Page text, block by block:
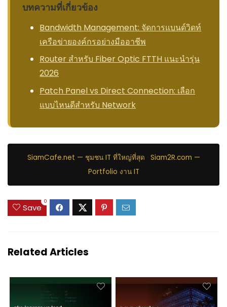
บทความที่เกี่ยวข้อง
Bandwidth Management: จัดการแบนด์วิดท์
เครือข่ายองค์กรอย่างมืออาชีพ
Router สำหรับ Fiber Optic FTTH แนะนำรุ่น
2026
Patch Panel vs Direct Connection: เลือก
แบบไหนดีสำหรับ Network
SiamCafe.net — ชุมชน IT ที่ใหญ่ที่สุด · Siam2R.com —
Portfolio งาน IT
Save
0
Related Articles